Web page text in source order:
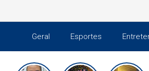
Geral Esportes